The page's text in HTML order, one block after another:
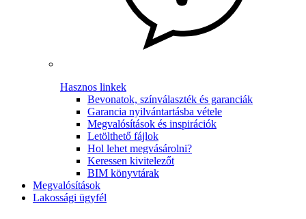
Hasznos linkek
Bevonatok, színválaszték és garanciák
Garancia nyilvántartásba vétele
Megvalósítások és inspirációk
Letölthető fájlok
Hol lehet megvásárolni?
Keressen kivitelezőt
BIM könyvtárak
Megvalósítások
Lakossági ügyfél